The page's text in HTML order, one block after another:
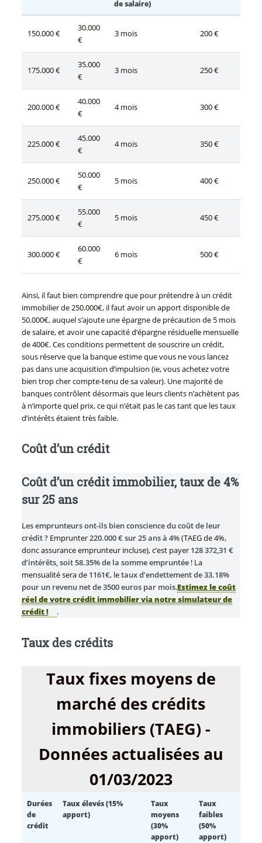
de salaire)
150.000 €
30.000
€
3 mois 200 €
175.000 €
35.000
€
3 mois 250 €
200.000 €
40.000
€
4 mois 300 €
225.000 €
45.000
€
4 mois 350 €
250.000 €
50.000
€
5 mois 400 €
275.000 €
55.000
€
5 mois 450 €
300.000 €
60.000
€
6 mois 500 €
Ainsi, il faut bien comprendre que pour prétendre à un crédit
immobilier de 250.000€, il faut avoir un apport disponible de
50.000€, auquel s’ajoute une épargne de précaution de 5 mois
de salaire, et avoir une capacité d’épargne résiduelle mensuelle
de 400€. Ces conditions permettent de souscrire un crédit,
sous réserve que la banque estime que vous ne vous lancez
pas dans une acquisition d’impulsion (ie, vous achetez votre
bien trop cher compte-tenu de sa valeur). Une majorité de
banques contrôlent désormais que leurs clients n’achètent pas
à n’importe quel prix, ce qui n’était pas le cas tant que les taux
d’intérêts étaient très faible.
Coût d’un crédit
Coût d’un crédit immobilier, taux de 4%
sur 25 ans
Les emprunteurs ont-ils bien conscience du coût de leur
crédit ?Emprunter220.000 € sur 25 ans à 4%(TAEG de 4%,
donc assurance emprunteur incluse), c’est payer 128 372,31 €
d’intérêts, soit 58.35% de la somme empruntée! La
mensualité sera de 1161€, letaux d’endettement de 33.18%
pour un revenu net de 3500 euros par mois.Estimez le coût
réel de votre crédit immobilier via notre simulateur de
crédit !
.
Taux des crédits
Taux fixes moyens de
marché des crédits
immobiliers (TAEG) -
Données actualisées au
01/03/2023
Durées
de
crédit
Taux élevés (15%
apport)
Taux
moyens
(30%
apport)
Taux
faibles
(50%
apport)